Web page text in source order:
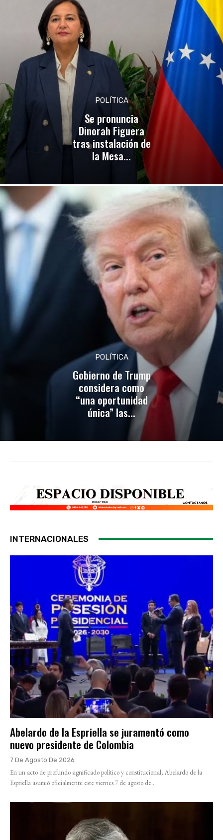
POLÍTICA
Se pronuncia
Dinorah Figuera
tras instalación de
la Mesa...
POLÍTICA
Gobierno de Trump
considera como
“una oportunidad
única” las...
INTERNACIONALES
Abelardo de la Espriella se juramentó como
nuevo presidente de Colombia
7 De Agosto De 2026
En un acto de profundo significado político y constitucional, Abelardo de la
Espriella asumió oficialmente este viernes 7 de agosto de...